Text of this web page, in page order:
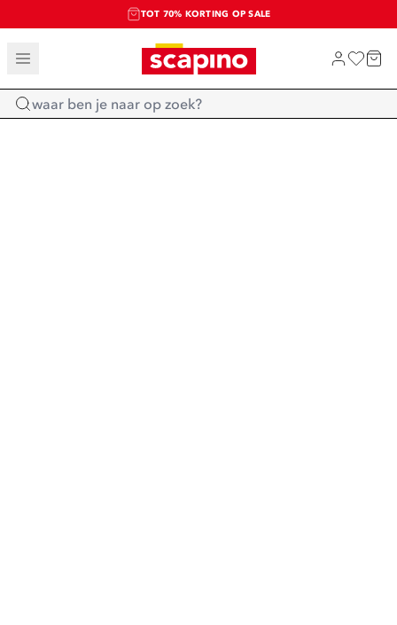
TOT 70% KORTING OP SALE
SALE: LAATSTE KANS!
SHOP NIEUW
Home